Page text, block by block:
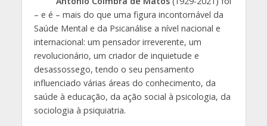
– e é – mais do que uma figura incontornável da
Saúde Mental e da Psicanálise a nível nacional e
internacional: um pensador irreverente, um
revolucionário, um criador de inquietude e
desassossego, tendo o seu pensamento
influenciado várias áreas do conhecimento, da
saúde à educação, da ação social à psicologia, da
sociologia à psiquiatria.